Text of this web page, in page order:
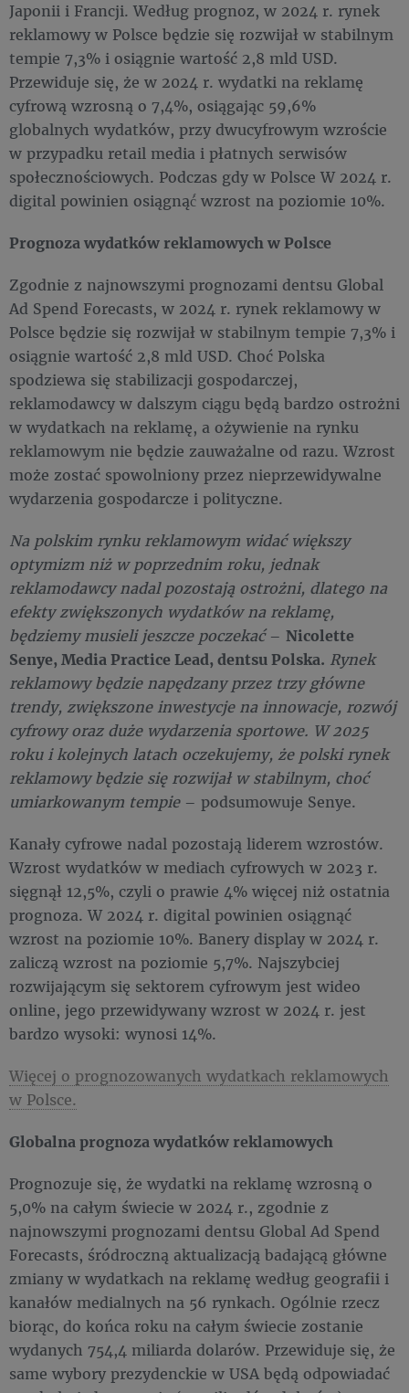
Japonii i Francji. Według prognoz, w 2024 r. rynek
reklamowy w Polsce będzie się rozwijał w stabilnym
tempie 7,3% i osiągnie wartość 2,8 mld USD.
Przewiduje się, że w 2024 r. wydatki na reklamę
cyfrową wzrosną o 7,4%, osiągając 59,6%
globalnych wydatków, przy dwucyfrowym wzroście
w przypadku retail media i płatnych serwisów
społecznościowych. Podczas gdy w Polsce W 2024 r.
digital powinien osiągnąć́ wzrost na poziomie 10%.
Prognoza wydatków reklamowych w Polsce
Zgodnie z najnowszymi prognozami dentsu Global
Ad Spend Forecasts, w 2024 r. rynek reklamowy w
Polsce będzie się rozwijał w stabilnym tempie 7,3% i
osiągnie wartość 2,8 mld USD. Choć Polska
spodziewa się stabilizacji gospodarczej,
reklamodawcy w dalszym ciągu będą bardzo ostrożni
w wydatkach na reklamę, a ożywienie na rynku
reklamowym nie będzie zauważalne od razu. Wzrost
może zostać spowolniony przez nieprzewidywalne
wydarzenia gospodarcze i polityczne.
Na polskim rynku reklamowym widać większy
optymizm niż w poprzednim roku, jednak
reklamodawcy nadal pozostają ostrożni, dlatego na
efekty zwiększonych wydatków na reklamę,
będziemy musieli jeszcze poczekać– Nicolette
Senye, Media Practice Lead, dentsu Polska. Rynek
reklamowy będzie napędzany przez trzy główne
trendy, zwiększone inwestycje na innowacje, rozwój
cyfrowy oraz duże wydarzenia sportowe. W 2025
roku i kolejnych latach oczekujemy, że polski rynek
reklamowy będzie się rozwijał w stabilnym, choć
umiarkowanym tempie– podsumowuje Senye.
Kanały cyfrowe nadal pozostają liderem wzrostów.
Wzrost wydatków w mediach cyfrowych w 2023 r.
sięgnął 12,5%, czyli o prawie 4% więcej niż ostatnia
prognoza. W 2024 r. digital powinien osiągnąć
wzrost na poziomie 10%. Banery display w 2024 r.
zaliczą wzrost na poziomie 5,7%. Najszybciej
rozwijającym się sektorem cyfrowym jest wideo
online, jego przewidywany wzrost w 2024 r. jest
bardzo wysoki: wynosi 14%. ​
Więcej o prognozowanych wydatkach reklamowych
w Polsce.
Globalna prognoza wydatków reklamowych
Prognozuje się, że wydatki na reklamę wzrosną o
5,0% na całym świecie w 2024 r., zgodnie z
najnowszymi prognozami dentsu Global Ad Spend
Forecasts, śródroczną aktualizacją badającą główne
zmiany w wydatkach na reklamę według geografii i
kanałów medialnych na 56 rynkach. Ogólnie rzecz
biorąc, do końca roku na całym świecie zostanie
wydanych 754,4 miliarda dolarów. Przewiduje się, że
same wybory prezydenckie w USA będą odpowiadać